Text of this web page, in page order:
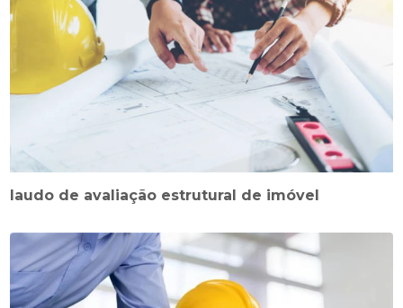
laudo de avaliação estrutural de imóvel